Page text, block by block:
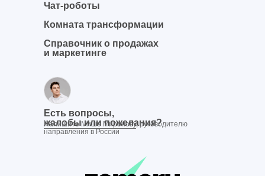
Комната трансформации
Справочник о продажах
и маркетинге
Чат-роботы
Есть вопросы,
жалобы или пожелания?
Напишите Мише Миронову, руководителю
направления в России